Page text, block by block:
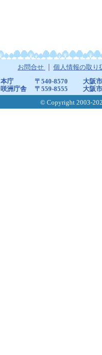
お問合せ 個人情報の取り
本庁 〒540-8570
大阪
咲洲庁舎
〒559-8555
大阪
© Copyright 2003-